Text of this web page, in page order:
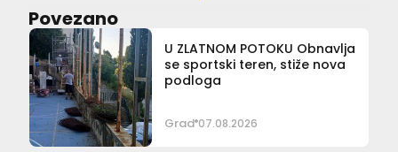
Povezano
U ZLATNOM POTOKU Obnavlja
se sportski teren, stiže nova
podloga
Grad 07.08.2026